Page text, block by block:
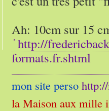
Ah: 10cm sur 15
http://
formats.fr.shtml
mon site perso
la Maison aux mille